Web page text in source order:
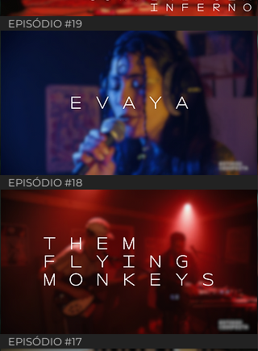
EPISÓDIO #19
EPISÓDIO #18
EPISÓDIO #17